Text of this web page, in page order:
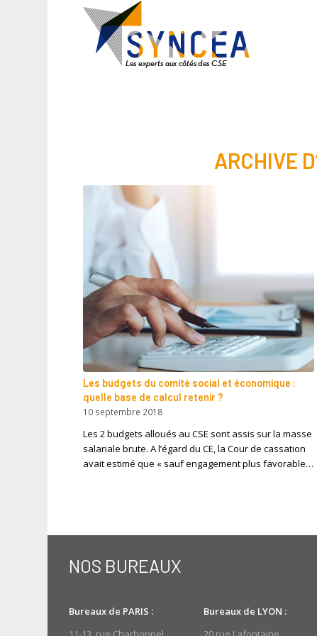
ARCHIVE
Les budgets du comité social et économique :
quelle base de calcul retenir ?
10 septembre 2018
Les 2 budgets alloués au CSE sont assis sur la masse
salariale brute. A l’égard du CE, la Cour de cassation
avait estimé que « sauf engagement plus favorable…
NOS BUREAUX
Bureaux de PARIS :
Bureaux de LYON :